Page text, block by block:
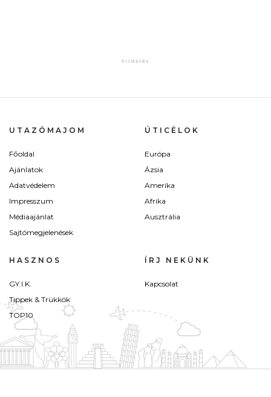
UTAZÓMAJOM
Főoldal
Ajánlatok
Adatvédelem
Impresszum
Médiaajánlat
Sajtómegjelenések
ÚTICÉLOK
Európa
Ázsia
Amerika
Afrika
Ausztrália
HASZNOS
GY.I.K.
Tippek & Trükkök
TOP10
ÍRJ NEKÜNK
Kapcsolat